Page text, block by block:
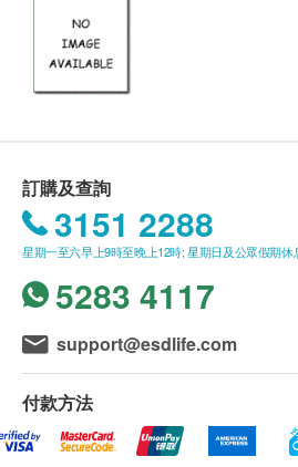
速遞送貨方面，貨品將於購買後
出後大概
2-7
所有郵寄項目不可指定收貨日期和
顧客請於購買時輸入正確的個人
Power Living 在收到客戶的訂單
應情況盡快作出最後確認及安排
宜。
所有訂單須視乎相關貨品的供應
若供應商未能提供任何訂單上的貨
health.ESDlife有權拒絕接受該訂
透過電話或電郵通知顧客再作安排
於確認訂單後，如客戶在派送貨
健康網購 <health.ESDdlife> 及
閣下收取額外送貨費用的權利。
Power Living 倘若由於不可抗力
由於天災、火災、水災、意外、
訂購及查詢
3151 2288
星期一至六早上9時至晚上12時; 星期日及公眾假期休
5283 4117
support@esdlife.com
付款方法